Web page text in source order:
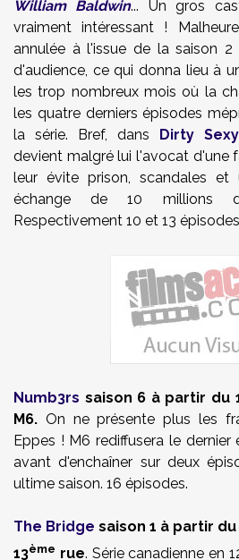
William Baldwin... Un gros
vraiment intéressant !
annulée à l'issue de la saison
d'audience, ce qui donna lieu à
les trop nombreux mois où la
les quatre derniers épisodes
la série. Bref, dans Dirty
devient malgré lui l'avocat d'une
leur évite prison, scandales et
échange de 10 millions
Respectivement 10 et 13
Numb3rs saison 6 à partir du
M6. On ne présente plus les
Eppes ! M6 rediffusera le
avant d'enchaîner sur deux
ultime saison. 16 épisodes.
The Bridge saison 1 à partir
13ème rue. Série canadienne en